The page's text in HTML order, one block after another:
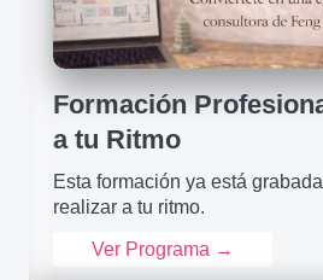
Formación
a tu Ritmo
Esta formación ya está
realizar a tu ritmo.
Ver Programa →